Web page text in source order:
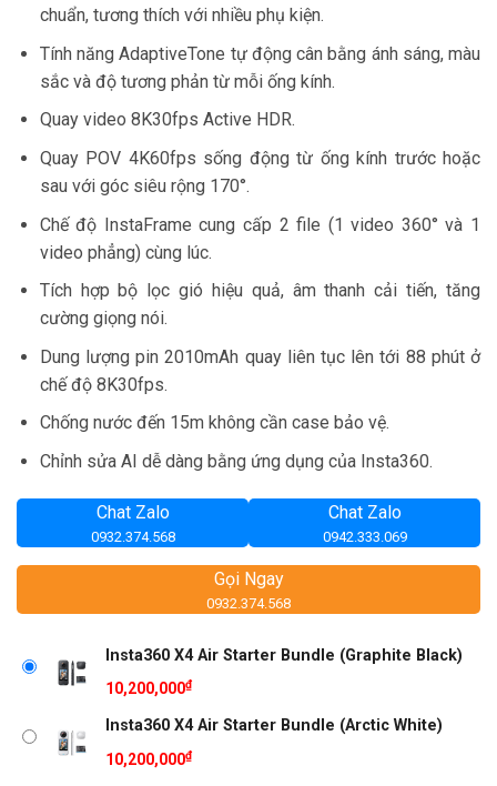
chuẩn, tương thích với nhiều phụ kiện.
Tính năng AdaptiveTone tự động cân bằng ánh sáng, màu
sắc và độ tương phản từ mỗi ống kính.
Quay video 8K30fps Active HDR.
Quay POV 4K60fps sống động từ ống kính trước hoặc
sau với góc siêu rộng 170°.
Chế độ InstaFrame cung cấp 2 file (1 video 360° và 1
video phẳng) cùng lúc.
Tích hợp bộ lọc gió hiệu quả, âm thanh cải tiến, tăng
cường giọng nói.
Dung lượng pin 2010mAh quay liên tục lên tới 88 phút ở
chế độ 8K30fps.
Chống nước đến 15m không cần case bảo vệ.
Chỉnh sửa AI dễ dàng bằng ứng dụng của Insta360.
Chat Zalo
0932.374.568
Chat Zalo
0942.333.069
Gọi Ngay
0932.374.568
Insta360 X4 Air Starter Bundle (Graphite Black)
10,200,000₫
Insta360 X4 Air Starter Bundle (Arctic White)
10,200,000₫